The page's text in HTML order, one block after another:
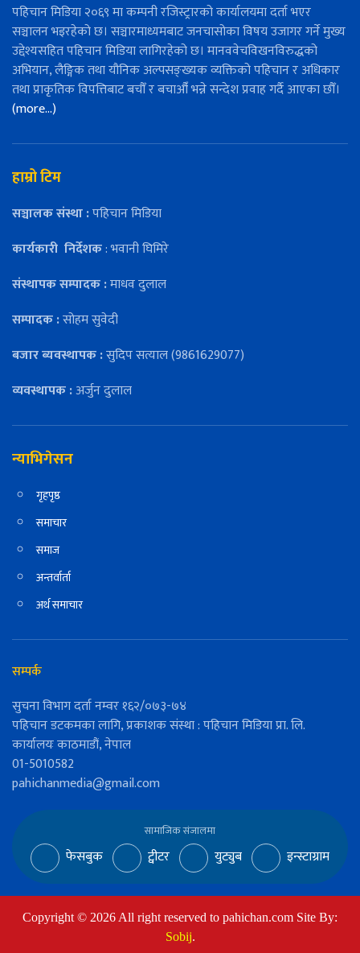
पहिचान मिडिया २०६९ मा कम्पनी रजिस्ट्रारको कार्यालयमा दर्ता भएर
सञ्चालन भइरहेको छ। सञ्चारमाध्यमबाट जनचासोका विषय उजागर गर्ने मुख्य
उद्देश्यसहित पहिचान मिडिया लागिरहेको छ। मानववेचविखनविरुद्धको
अभियान, लैङ्गिक तथा यौनिक अल्पसङ्ख्यक व्यक्तिको पहिचान र अधिकार
तथा प्राकृतिक विपत्तिबाट बचौँ र बचाऔँ भन्ने सन्देश प्रवाह गर्दै आएका छौँ।
(more…)
हाम्रो टिम
सञ्चालक संस्था :पहिचान मिडिया
कार्यकारी निर्देशक: भवानी घिमिरे
संस्थापक सम्पादक :माधव दुलाल
सम्पादक :सोहम सुवेदी
बजार ब्यवस्थापक :सुदिप सत्याल (9861629077)
व्यवस्थापक :अर्जुन दुलाल
न्याभिगेसन
गृहपृष्ठ
समाचार
समाज
अन्तर्वार्ता
अर्थ समाचार
सम्पर्क
सुचना विभाग दर्ता नम्वर १६२/०७३-७४
पहिचान डटकमका लागि, प्रकाशक संस्था : पहिचान मिडिया प्रा. लि.
कार्यालयः काठमाडौं, नेपाल
01-5010582
pahichanmedia@gmail.com
सामाजिक संजालमा
फेसबुक ट्वीटर युट्युब इन्स्टाग्राम
Copyright © 2026 All right reserved to pahichan.com Site By:
Sobij.